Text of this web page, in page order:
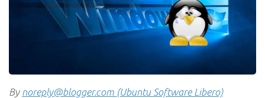
By noreply@blogger.com (Ubuntu Software Libero)